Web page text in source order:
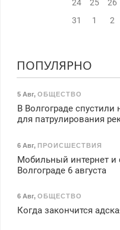
24
25 26
31
1 2
ПОПУЛЯРНО
5 Авг, ОБЩЕСТВО
В Волгограде
для патрулирования
6 Авг, ПРОИСШЕСТВИЯ
Мобильный интернет и
Волгограде 6 августа
6 Авг, ОБЩЕСТВО
Когда закончится